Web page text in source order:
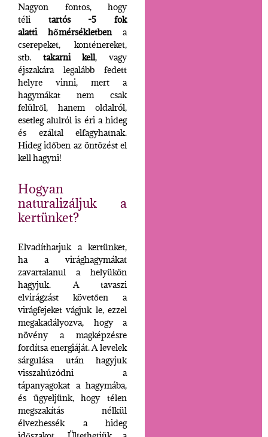
Nagyon fontos, hogy
téli tartós -5 fok
alatti hőmérsékletbena
cserepeket, konténereket,
stb. takarni kell, vagy
éjszakára legalább fedett
helyre vinni, mert a
hagymákat nem csak
felülről, hanem oldalról,
esetleg alulról is éri a hideg
és ezáltal elfagyhatnak.
Hideg időben az öntözést el
kell hagyni!
Hogyan
naturalizáljuk a
kertünket?
Elvadíthatjuk a kertünket,
ha a virághagymákat
zavartalanul a helyükön
hagyjuk. A tavaszi
elvirágzást követően a
virágfejeket vágjuk le, ezzel
megakadályozva, hogy a
növény a magképzésre
fordítsa energiáját. A levelek
sárgulása után hagyjuk
visszahúzódni a
tápanyagokat a hagymába,
és ügyeljünk, hogy télen
megszakítás nélkül
élvezhessék a hideg